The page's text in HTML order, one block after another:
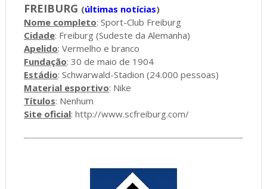
FREIBURG (últimas notícias)
Nome completo: Sport-Club Freiburg
Cidade: Freiburg (Sudeste da Alemanha)
Apelido: Vermelho e branco
Fundação: 30 de maio de 1904
Estádio: Schwarwald-Stadion (24.000 pessoas)
Material esportivo: Nike
Títulos: Nenhum
Site oficial: http://www.scfreiburg.com/